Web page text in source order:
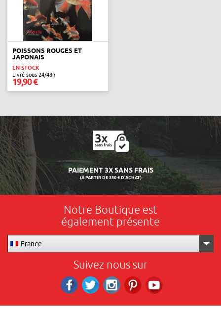
POISSONS ROUGES ET
JAPONAIS
EN STOCK
Livré sous 24/48h
19,90 €
LIVRAISON 24/48H
Notre Boutique est
également présente
France
Suivez nous sur